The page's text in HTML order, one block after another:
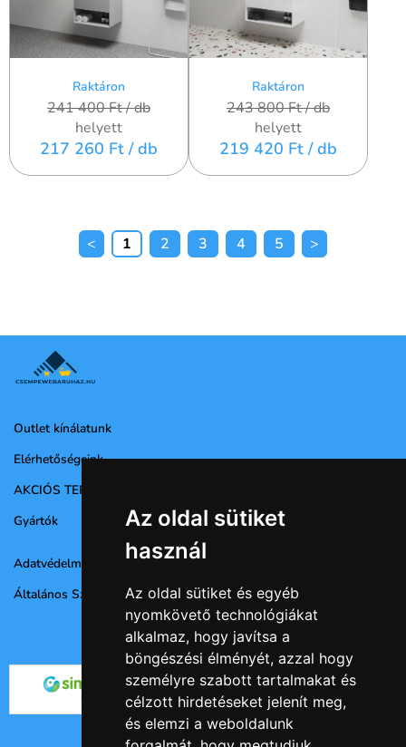
Az oldal sütiket
használ
Az oldal sütiket és egyéb
nyomkövető technológiákat
alkalmaz, hogy javítsa a
böngészési élményét, azzal hogy
személyre szabott tartalmakat és
célzott hirdetéseket jelenít meg,
és elemzi a weboldalunk
Raktáron
241 400 Ft/ db
helyett
217 260 Ft / db
Raktáron
243 800 Ft/ db
helyett
219 420 Ft / db
1 2 3 4 5
Outlet kínálatunk
Elérhetőségeink
AKCIÓS TERMÉKEK
Gyártók
Adatvédelmi nyilatkozat
Általános Szerződési Feltételek